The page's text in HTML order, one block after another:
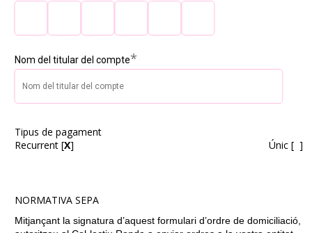
Nom del titular del compte*
Tipus de pagament
Recurrent [X] Únic [ ]
NORMATIVA SEPA
Mitjançant la signatura d’aquest formulari d’ordre de domiciliació,